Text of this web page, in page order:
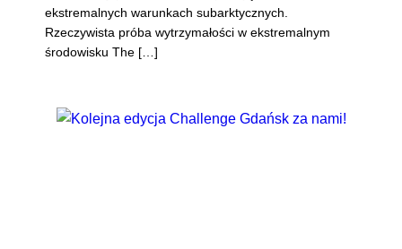
ekstremalnych warunkach subarktycznych.
Rzeczywista próba wytrzymałości w ekstremalnym
środowisku The […]